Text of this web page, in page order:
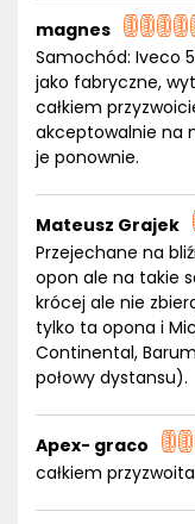
magnes
Samochód: Iveco
jako fabryczne,
całkiem
akceptowalnie na
je ponownie.
Mateusz Grajek
Przejechane na
opon ale na takie
krócej ale nie
tylko ta opona i
Continental,
połowy dystansu).
Apex- graco
całkiem